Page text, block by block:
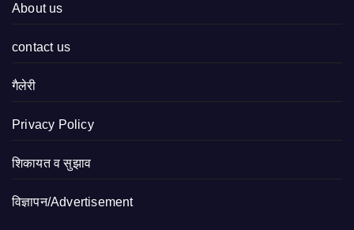
About us
contact us
गैलेरी
Privacy Policy
शिकायत व सुझाव
विज्ञापन/Advertisement